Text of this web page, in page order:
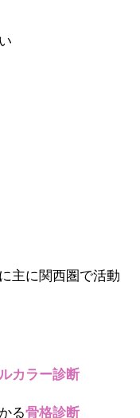
主に関西圏で活動
カラー診断
る骨格診断